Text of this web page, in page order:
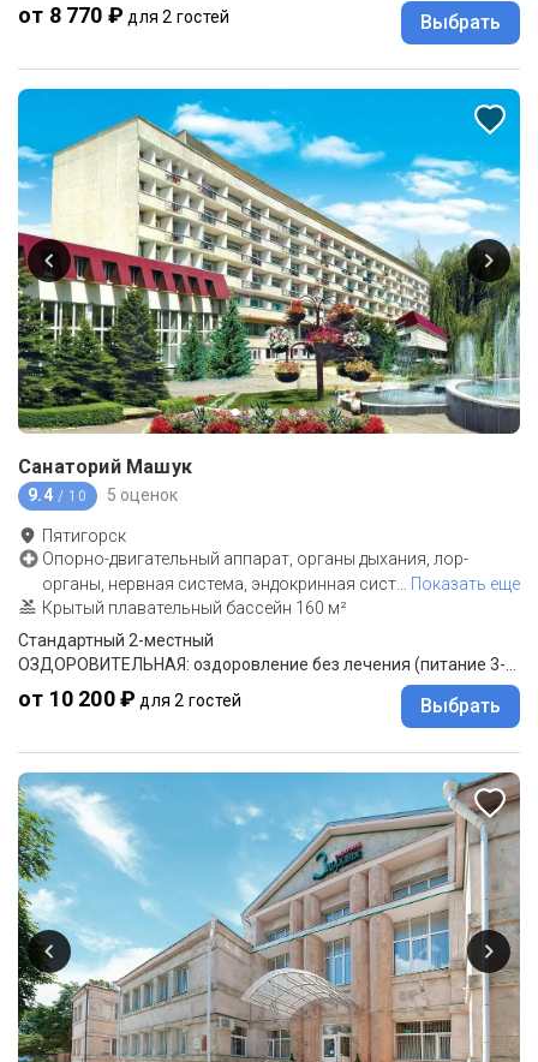
от 8 770 ₽ для 2 гостей Выбрать
Санаторий Машук
9.4 / 10 5 оценок
Пятигорск
Опорно-двигательный аппарат, органы дыхания, лор-
органы, нервная система, эндокринная сист
Показать еще
Крытый плавательный бассейн 160 м²
Стандартный 2-местный
от 10 200 ₽ для 2 гостей Выбрать